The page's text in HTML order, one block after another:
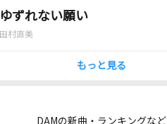
ゆずれない願い
田村直美
もっと見る
DAMの新曲・ランキングなど